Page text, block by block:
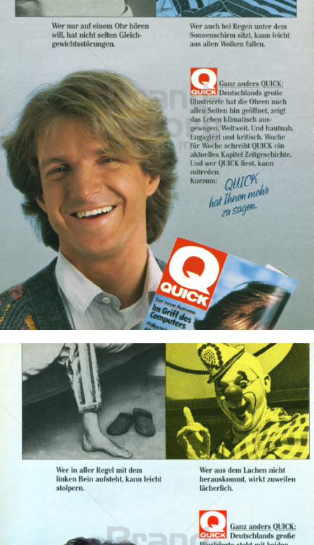
QUICK
QUICK - Die Illustrierte (25. 4. 1948 - 27. 8. 1992)
1986
Bild-ID: 11926